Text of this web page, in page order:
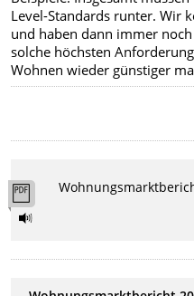
Level-Standards runter. Wir
und haben dann immer
solche höchsten
Wohnen wieder günstiger